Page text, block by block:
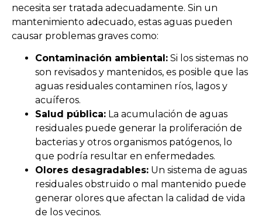
necesita ser tratada adecuadamente. Sin un
mantenimiento adecuado, estas aguas pueden
causar problemas graves como:
Contaminación ambiental: Si los sistemas no
son revisados y mantenidos, es posible que las
aguas residuales contaminen ríos, lagos y
acuíferos.
Salud pública: La acumulación de aguas
residuales puede generar la proliferación de
bacterias y otros organismos patógenos, lo
que podría resultar en enfermedades.
Olores desagradables: Un sistema de aguas
residuales obstruido o mal mantenido puede
generar olores que afectan la calidad de vida
de los vecinos.